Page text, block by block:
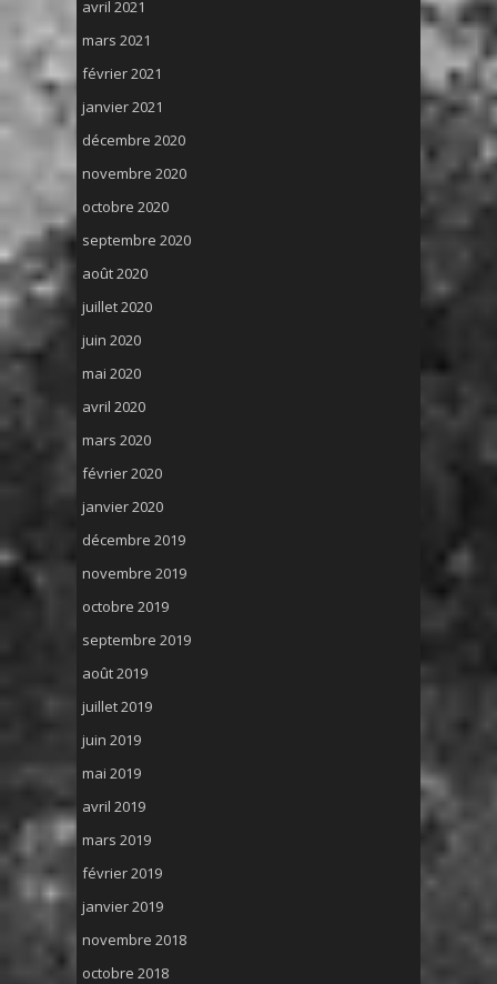
avril 2021
mars 2021
février 2021
janvier 2021
décembre 2020
novembre 2020
octobre 2020
septembre 2020
août 2020
juillet 2020
juin 2020
mai 2020
avril 2020
mars 2020
février 2020
janvier 2020
décembre 2019
novembre 2019
octobre 2019
septembre 2019
août 2019
juillet 2019
juin 2019
mai 2019
avril 2019
mars 2019
février 2019
janvier 2019
novembre 2018
octobre 2018